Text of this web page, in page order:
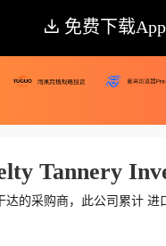
免费下载App
达的采购商，此公司累计 进